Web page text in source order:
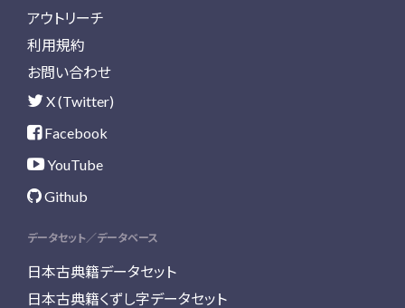
アウトリーチ
利用規約
お問い合わせ
X (Twitter)
Facebook
YouTube
Github
データセット／データベース
日本古典籍データセット
日本古典籍くずし字データセット